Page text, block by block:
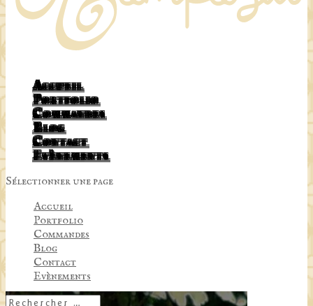
Accueil
Portfolio
Commandes
Blog
Contact
Evènements
Sélectionner une page
Accueil
Portfolio
Commandes
Blog
Contact
Evènements